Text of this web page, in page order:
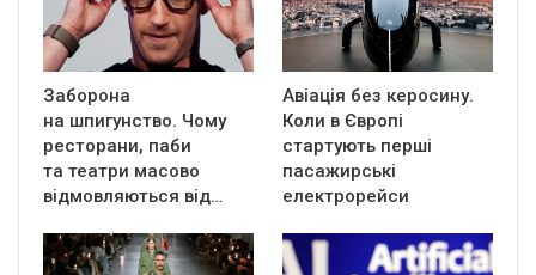
Заборона
на шпигунство. Чому
ресторани, паби
та театри масово
відмовляються від…
Авіація без керосину.
Коли в Європі
стартують перші
пасажирські
електрорейси